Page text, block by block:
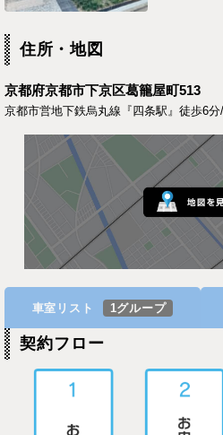
住所・地図
京都府京都市下京区葛籠屋町513
京都市営地下鉄烏丸線『四条駅』徒歩6
車室リスト 1グループ
契約フロー